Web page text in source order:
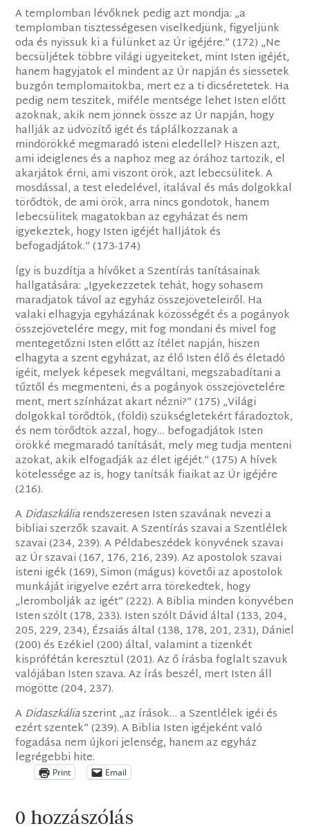
A templomban lévőknek pedig azt mondja: „a
templomban tisztességesen viselkedjünk, figyeljünk
oda és nyissuk ki a fülünket az Úr igéjére.” (172) „Ne
becsüljétek többre világi ügyeiteket, mint Isten igéjét,
hanem hagyjatok el mindent az Úr napján és siessetek
buzgón templomaitokba, mert ez a ti dicséretetek. Ha
pedig nem teszitek, miféle mentsége lehet Isten előtt
azoknak, akik nem jönnek össze az Úr napján, hogy
hallják az üdvözítő igét és táplálkozzanak a
mindörökké megmaradó isteni eledellel? Hiszen azt,
ami ideiglenes és a naphoz meg az órához tartozik, el
akarjátok érni, ami viszont örök, azt lebecsülitek. A
mosdással, a test eledelével, italával és más dolgokkal
törődtök, de ami örök, arra nincs gondotok, hanem
lebecsülitek magatokban az egyházat és nem
igyekeztek, hogy Isten igéjét halljátok és
befogadjátok.” (173-174)
Így is buzdítja a hívőket a Szentírás tanításainak
hallgatására: „Igyekezzetek tehát, hogy sohasem
maradjatok távol az egyház összejöveteleiről. Ha
valaki elhagyja egyházának közösségét és a pogányok
összejövetelére megy, mit fog mondani és mivel fog
mentegetőzni Isten előtt az ítélet napján, hiszen
elhagyta a szent egyházat, az élő Isten élő és életadó
igéit, melyek képesek megváltani, megszabadítani a
tűztől és megmenteni, és a pogányok összejövetelére
ment, mert színházat akart nézni?” (175) „Világi
dolgokkal törődtök, (földi) szükségletekért fáradoztok,
és nem törődtök azzal, hogy… befogadjátok Isten
örökké megmaradó tanítását, mely meg tudja menteni
azokat, akik elfogadják az élet igéjét.” (175) A hívek
kötelessége az is, hogy tanítsák fiaikat az Úr igéjére
(216).
ADidaszkáliarendszeresen Isten szavának nevezi a
bibliai szerzők szavait. A Szentírás szavai a Szentlélek
szavai (234, 239). A Példabeszédek könyvének szavai
az Úr szavai (167, 176, 216, 239). Az apostolok szavai
isteni igék (169), Simon (mágus) követői az apostolok
munkáját irigyelve ezért arra törekedtek, hogy
„lerombolják az igét” (222). A Biblia minden könyvében
Isten szólt (178, 233). Isten szólt Dávid által (133, 204,
205, 229, 234), Ézsaiás által (138, 178, 201, 231), Dániel
(200) és Ezékiel (200) által, valamint a tizenkét
kisprófétán keresztül (201). Az ő írásba foglalt szavuk
valójában Isten szava. Az írás beszél, mert Isten áll
mögötte (204, 237).
ADidaszkáliaszerint „az írások… a Szentlélek igéi és
ezért szentek” (239). A Biblia Isten igéjeként való
fogadása nem újkori jelenség, hanem az egyház
legrégebbi hite.
Print Email
0 hozzászólás